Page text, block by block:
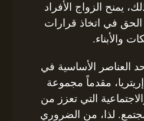
يمنح الزواج الأفراد
الحق في اتخاذ قرارات
والأبناء.
العناصر الأساسية في
مقدماً مجموعة
التي تعزز من
لذا، من الضروري